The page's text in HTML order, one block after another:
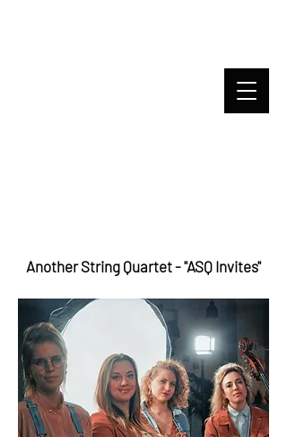
Another String Quartet - "ASQ Invites"